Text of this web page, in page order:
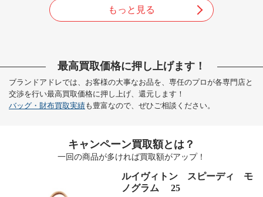
もっと見る
最高買取価格に押し上げます！
ブランドアドレでは、お客様の大事なお品を、専任のプロが各専門店と
交渉を行い最高買取価格に押し上げ、還元します！
バッグ・財布買取実績も豊富なので、ぜひご相談ください。
キャンペーン買取額とは？
一回の商品が多ければ買取額がアップ！
ルイヴィトン スピーディ モ
ノグラム 25